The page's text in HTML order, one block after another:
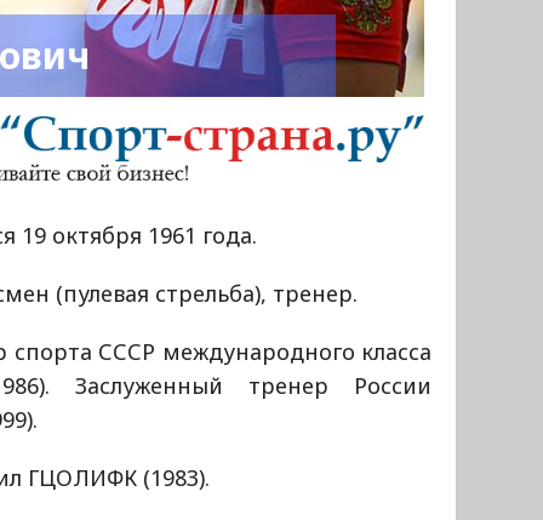
19 октября 1961 года.
(пулевая стрельба), тренер.
спорта СССР международного класса
Заслуженный тренер России
ГЦОЛИФК (1983).